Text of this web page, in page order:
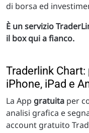
di borsa ed
È un servizio
il box qui a fianco.
Traderlink
iPhone, iPad e
La App gratuita per
analisi grafica e
account gratuito